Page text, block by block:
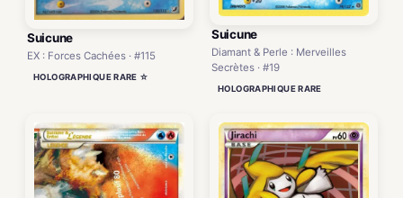
Suicune
EX : Forces Cachées · #115
HOLOGRAPHIQUE RARE ☆
Suicune
Diamant & Perle : Merveilles
Secrètes · #19
HOLOGRAPHIQUE RARE